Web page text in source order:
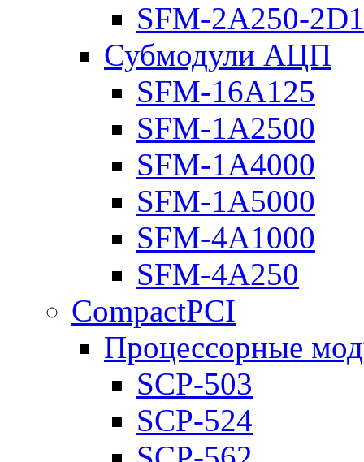
SFM-2A250-
Субмодули АЦП
SFM-16A125
SFM-1A2500
SFM-1A4000
SFM-1A5000
SFM-4A1000
SFM-4A250
CompactPCI
Процессорные
SCP-503
SCP-524